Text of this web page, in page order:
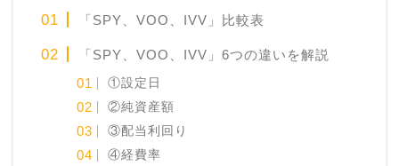
「SPY、VOO、IVV」比較表
「SPY、VOO、IVV」6つの違いを解説
①設定日
②純資産額
③配当利回り
④経費率